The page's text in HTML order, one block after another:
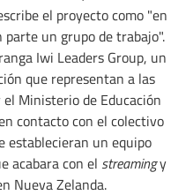
el proyecto como "en
un grupo de trabajo".
Iwi Leaders Group, un
que representan a las
Ministerio de Educación
contacto con el colectivo
establecieran un equipo
acabara con el streamingy
Nueva Zelanda.